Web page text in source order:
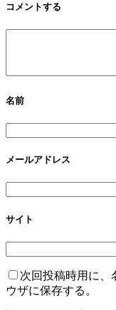
コメントする
名前
メールアドレス
サイト
次回投稿時用に、
ウザに保存する。